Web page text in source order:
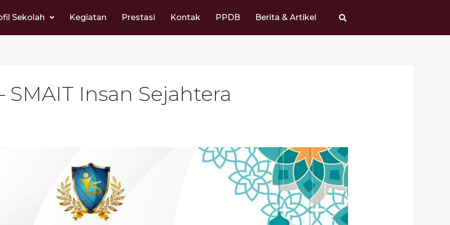
Sekolah Kegiatan Prestasi Kontak PPDB Berita & Artikel
SMAIT Insan Sejahtera